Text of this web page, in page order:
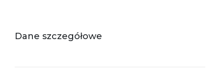
Dane szczegółowe